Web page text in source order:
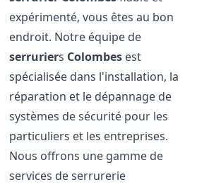
expérimenté, vous êtes au bon
endroit. Notre équipe de
serruriers Colombes est
spécialisée dans l'installation, la
réparation et le dépannage de
systèmes de sécurité pour les
particuliers et les entreprises.
Nous offrons une gamme de
services de serrurerie